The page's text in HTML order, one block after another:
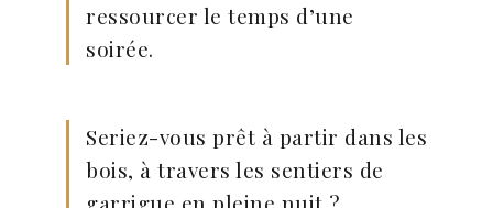
ressourcer le temps d’une
soirée.
Seriez-vous prêt à partir dans les
bois, à travers les sentiers de